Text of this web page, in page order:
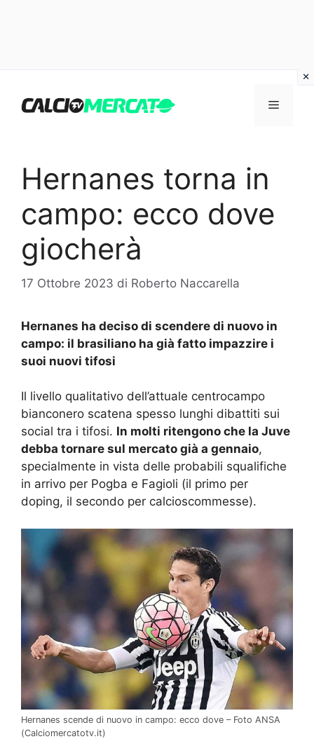
contenuto
Menu
Hernanes torna in
campo: ecco dove
giocherà
17 Ottobre 2023 di Roberto Naccarella
Hernanes ha deciso di scendere di nuovo in
campo: il brasiliano ha già fatto impazzire i
suoi nuovi tifosi
Il livello qualitativo dell’attuale centrocampo
bianconero scatena spesso lunghi dibattiti sui
social tra i tifosi. In molti ritengono che la Juve
debba tornare sul mercato già a gennaio,
specialmente in vista delle probabili squalifiche
in arrivo per Pogba e Fagioli (il primo per
doping, il secondo per calcioscommesse).
Hernanes scende di nuovo in campo: ecco dove – Foto ANSA
(Calciomercatotv.it)